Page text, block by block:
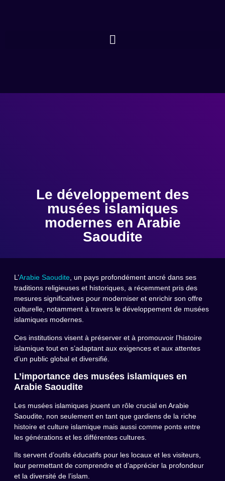
Le développement des
musées islamiques
modernes en Arabie
Saoudite
L’Arabie Saoudite, un pays profondément ancré dans ses
traditions religieuses et historiques, a récemment pris des
mesures significatives pour moderniser et enrichir son offre
culturelle, notamment à travers le développement de musées
islamiques modernes.
Ces institutions visent à préserver et à promouvoir l’histoire
islamique tout en s’adaptant aux exigences et aux attentes
d’un public global et diversifié.
L’importance des musées islamiques en
Arabie Saoudite
Les musées islamiques jouent un rôle crucial en Arabie
Saoudite, non seulement en tant que gardiens de la riche
histoire et culture islamique mais aussi comme ponts entre
les générations et les différentes cultures.
Ils servent d’outils éducatifs pour les locaux et les visiteurs,
leur permettant de comprendre et d’apprécier la profondeur
et la diversité de l’islam.